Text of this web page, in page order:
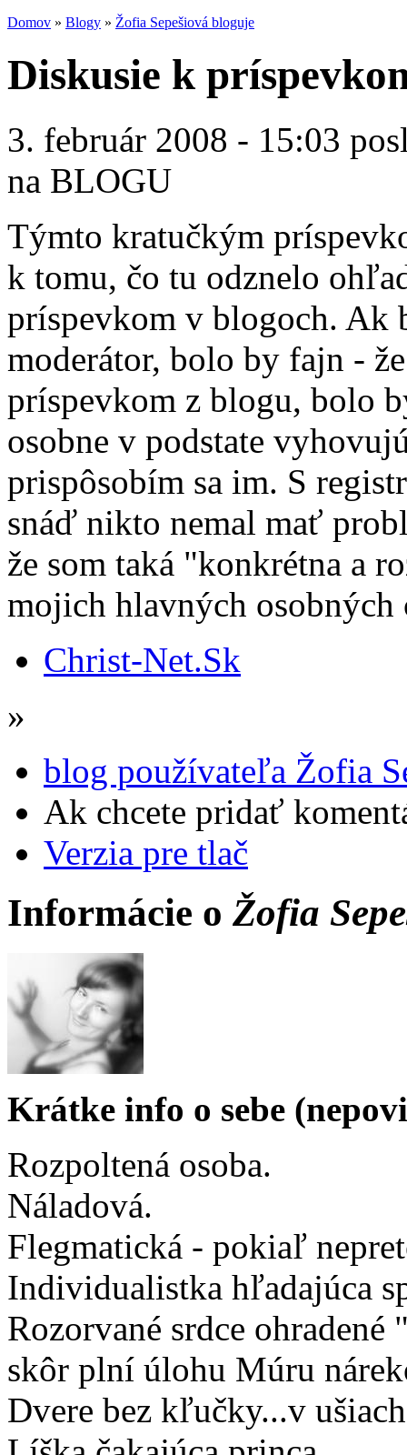
Domov » Blogy » Žofia Sepešiová bloguje
Diskusie k
3. február 2008 - 15:03
na BLOGU
Týmto kratučkým
k tomu, čo tu odznelo
príspevkom v blogoch. Ak
moderátor, bolo by fajn -
príspevkom z blogu, bolo
osobne v podstate
prispôsobím sa im. S
snáď nikto nemal mať
že som taká "konkrétna a
mojich hlavných osobných
Christ-Net.Sk
»
blog používateľa Žofia
Ak chcete pridať
Verzia pre tlač
Informácie o Žofia
Krátke info o sebe
Rozpoltená osoba.
Náladová.
Flegmatická - pokiaľ
Individualistka hľadajúca
Rozorvané srdce
skôr plní úlohu Múru
Dvere bez kľučky...v